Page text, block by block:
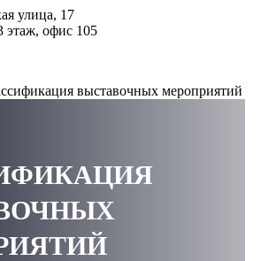
улица, 17
этаж, офис 105
выставочных мероприятий